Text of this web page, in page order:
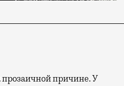
причине. У